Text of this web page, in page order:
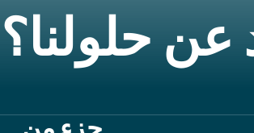
حلولنا؟